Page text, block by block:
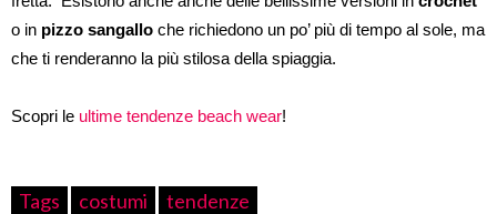
o in pizzo sangallo che richiedono un po’ più di tempo al sole, ma
che ti renderanno la più stilosa della spiaggia.
Scopri le ultime tendenze beach wear!
Tags costumi tendenze